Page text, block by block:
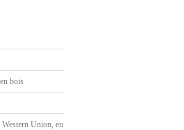
bois
Union, en